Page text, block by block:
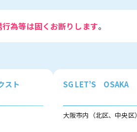
為等は固くお断りします。
スト SG LET’S OSAKA
大阪市内（北区、中央区）